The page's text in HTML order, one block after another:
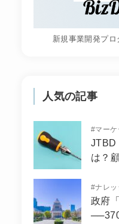
新規事業開発プロ
人気の記事
#マー
JTBD
は？
#ナレッ
政府